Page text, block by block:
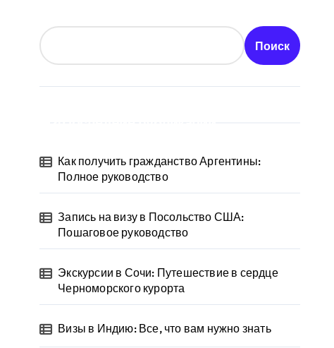
Поиск
Как получить гражданство Аргентины:
Полное руководство
Запись на визу в Посольство США:
Пошаговое руководство
Экскурсии в Сочи: Путешествие в сердце
Черноморского курорта
Визы в Индию: Все, что вам нужно знать